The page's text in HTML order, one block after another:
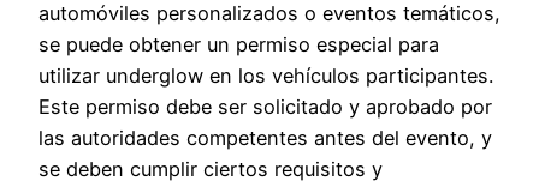
automóviles personalizados o eventos temáticos,
se puede obtener un permiso especial para
utilizar underglow en los vehículos participantes.
Este permiso debe ser solicitado y aprobado por
las autoridades competentes antes del evento, y
se deben cumplir ciertos requisitos y